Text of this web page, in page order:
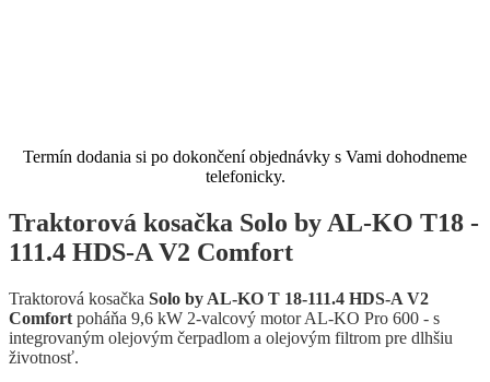
Termín dodania si po dokončení objednávky s Vami dohodneme
telefonicky.
Traktorová kosačka Solo by AL-KO T18 -
111.4 HDS-A V2 Comfort
Traktorová kosačka Solo by AL-KO T 18-111.4 HDS-A V2
Comfort poháňa 9,6 kW 2-valcový motor AL-KO Pro 600 - s
integrovaným olejovým čerpadlom a olejovým filtrom pre dlhšiu
životnosť.